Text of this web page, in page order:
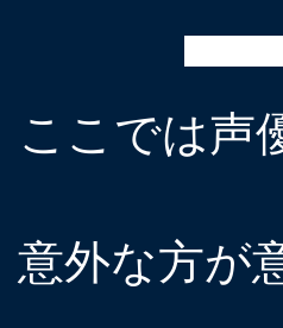
追
ここでは声
意外な方が